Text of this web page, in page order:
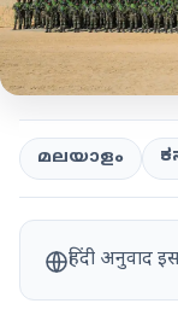
മലയാളം
हिंदी अनुवाद